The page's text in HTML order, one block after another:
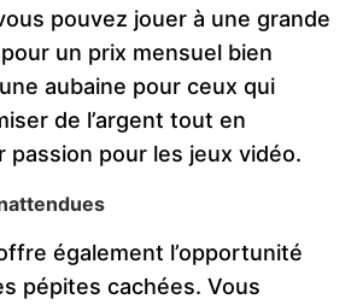
pouvez jouer à une grande
un prix mensuel bien
aubaine pour ceux qui
de l’argent tout en
passion pour les jeux vidéo.
également l’opportunité
pépites cachées. Vous